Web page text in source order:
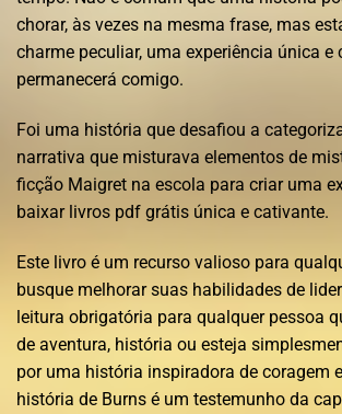
chorar, às vezes na mesma frase, mas
charme peculiar, uma experiência única e
permanecerá comigo.
Foi uma história que desafiou a
narrativa que misturava elementos de
ficção Maigret na escola para criar uma
baixar livros pdf grátis única e cativante.
Este livro é um recurso valioso para
busque melhorar suas habilidades de
leitura obrigatória para qualquer pessoa
de aventura, história ou esteja
por uma história inspiradora de coragem
história de Burns é um testemunho da